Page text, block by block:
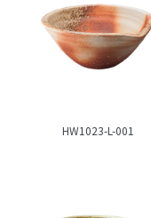
HW1023-L-001